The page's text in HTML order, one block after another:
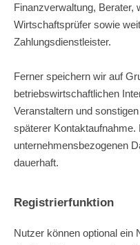
Finanzverwaltung, Berater,
Wirtschaftsprüfer sowie
Zahlungsdienstleister.
Ferner speichern wir auf
betriebswirtschaftlichen
Veranstaltern und
späterer Kontaktaufnahme.
unternehmensbezogenen
dauerhaft.
Registrierfunktion
Nutzer können optional ein